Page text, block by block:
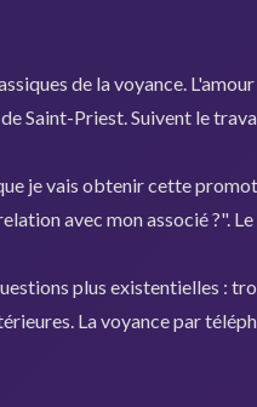
de la voyance.
Saint-Priest. Suivent le
je vais obtenir cette
avec mon associé ?".
plus existentielles :
La voyance par